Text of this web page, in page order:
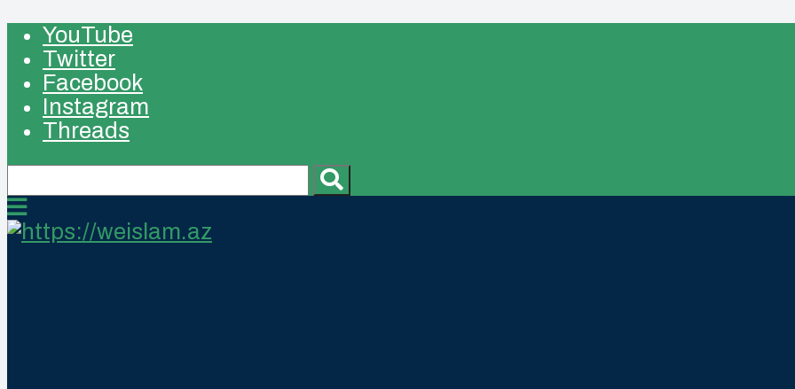
YouTube
Twitter
Facebook
Instagram
Threads